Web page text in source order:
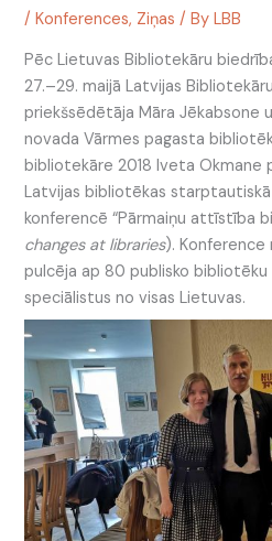
/Konferences, Ziņas / ByLBB
Pēc Lietuvas Bibliotekāru
27.–29. maijā Latvijas
priekšsēdētāja Māra Jēkabsone
novada Vārmes pagasta
bibliotekāre 2018 Iveta Okmane
Latvijas bibliotēkas
konferencē “Pārmaiņu attīstība
changes at libraries). Konference
pulcēja ap 80 publisko
speciālistus no visas Lietuvas.